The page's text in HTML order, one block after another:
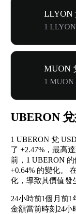
LLYON
1
MUON
1 MUON
UBERON
1 UBERON 兌
了 +2.47% ，最高
前，1 UBERON
+0.64% 的變化。
化，導致其價值發
24小時前1個月前1
金額當前時刻 24小